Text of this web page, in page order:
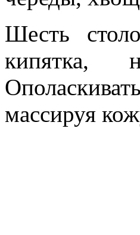
Шесть
кипятка,
массируя